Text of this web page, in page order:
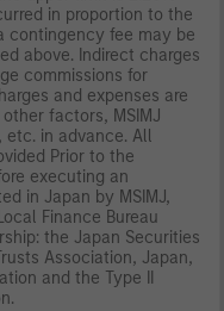
in proportion to the
contingency fee may be
above. Indirect charges
commissions for
and expenses are
factors, MSIMJ
in advance. All
Prior to the
executing an
in Japan by MSIMJ,
Finance Bureau
the Japan Securities
Association, Japan,
and the Type II